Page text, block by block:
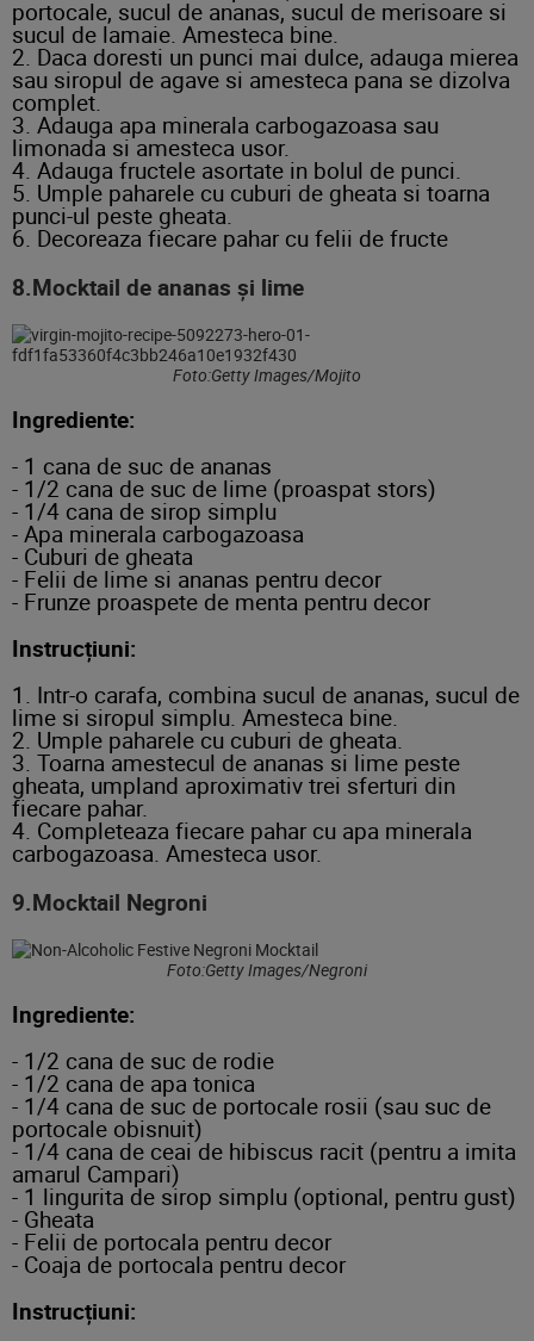
portocale, sucul de ananas, sucul de merisoare si
sucul de lamaie. Amesteca bine.
2. Daca doresti un punci mai dulce, adauga mierea
sau siropul de agave si amesteca pana se dizolva
complet.
3. Adauga apa minerala carbogazoasa sau
limonada si amesteca usor.
4. Adauga fructele asortate in bolul de punci.
5. Umple paharele cu cuburi de gheata si toarna
punci-ul peste gheata.
6. Decoreaza fiecare pahar cu felii de fructe
8.Mocktail de ananas și lime
Foto:Getty Images/Mojito
Ingrediente:
- 1 cana de suc de ananas
- 1/2 cana de suc de lime (proaspat stors)
- 1/4 cana de sirop simplu
- Apa minerala carbogazoasa
- Cuburi de gheata
- Felii de lime si ananas pentru decor
- Frunze proaspete de menta pentru decor
Instrucțiuni:
1. Intr-o carafa, combina sucul de ananas, sucul de
lime si siropul simplu. Amesteca bine.
2. Umple paharele cu cuburi de gheata.
3. Toarna amestecul de ananas si lime peste
gheata, umpland aproximativ trei sferturi din
fiecare pahar.
4. Completeaza fiecare pahar cu apa minerala
carbogazoasa. Amesteca usor.
9.Mocktail Negroni
Foto:Getty Images/Negroni
Ingrediente:
- 1/2 cana de suc de rodie
- 1/2 cana de apa tonica
- 1/4 cana de suc de portocale rosii (sau suc de
portocale obisnuit)
- 1/4 cana de ceai de hibiscus racit (pentru a imita
amarul Campari)
- 1 lingurita de sirop simplu (optional, pentru gust)
- Gheata
- Felii de portocala pentru decor
- Coaja de portocala pentru decor
Instrucțiuni: